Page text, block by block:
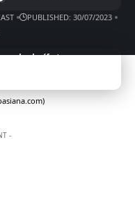
PUBLISHED: 30/07/2023
-